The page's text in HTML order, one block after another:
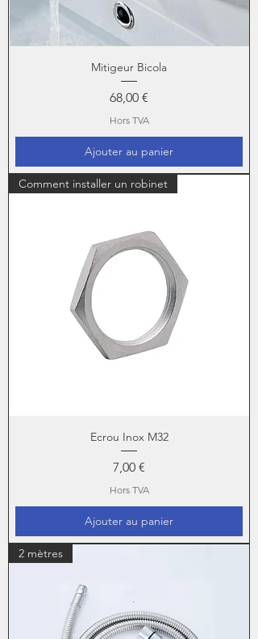
Mitigeur Bicola
Prix
68,00 €
Hors TVA
Ajouter au panier
Comment installer un robinet
Ecrou Inox M32
Prix
7,00 €
Hors TVA
Ajouter au panier
2 mètres